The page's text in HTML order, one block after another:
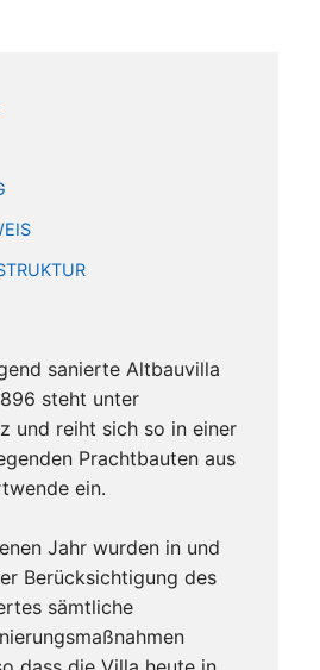
sanierte Altbauvilla
steht unter
und reiht sich so in einer
Prachtbauten aus
ein.
Jahr wurden in und
Berücksichtigung des
sämtliche